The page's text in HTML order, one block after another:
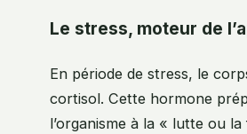
Le stress, moteur de
En période de stress, le
cortisol. Cette hormone
l’organisme à la « lutte ou